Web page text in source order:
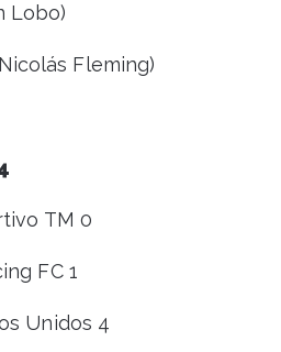
Lobo)
Fleming)
TM 0
FC 1
Unidos 4